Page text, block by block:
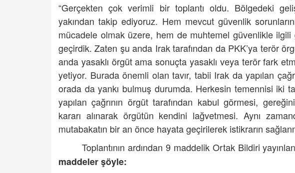
“Gerçekten çok verimli bir toplantı oldu. Bölgedeki
yakından takip ediyoruz. Hem mevcut güvenlik
mücadele olmak üzere, hem de muhtemel güvenlikle
geçirdik. Zaten şu anda Irak tarafından da PKK’ya terör
anda yasaklı örgüt ama sonuçta yasaklı veya terör fark
yetiyor. Burada önemli olan tavır, tabii Irak da yapılan
orada da yankı bulmuş durumda. Herkesin temennisi iki
yapılan çağrının örgüt tarafından kabul görmesi,
kararı alınarak örgütün kendini lağvetmesi. Aynı
mutabakatın bir an önce hayata geçirilerek istikrarın
Toplantının ardından 9 maddelik Ortak Bildiri
maddeler şöyle: